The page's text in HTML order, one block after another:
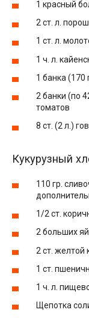
1 красный
2 ст. л.
1 ст. л.
1 ч. л.
1 банка (170
2 банки (по
томатов
8 ст. (2 л.)
Кукурузный
110 гр.
1/2 ст.
2 больших
2 ст. желтой
1 ст.
1 ч. л.
Щепотка